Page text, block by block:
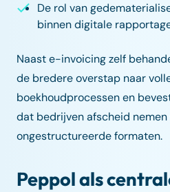
De rol van
binnen digitale
Naast e-invoicing zelf
de bredere overstap naar
boekhoudprocessen en
dat bedrijven afscheid
ongestructureerde formaten.
Peppol als